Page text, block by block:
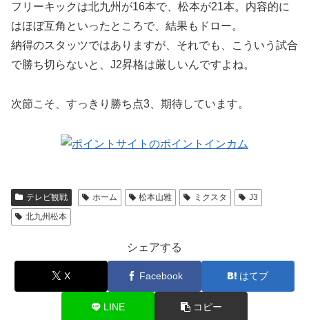
フリーキックは北九州が16本で、松本が21本。内容的に
はほぼ互角といったところで、結果もドロー。
納得のスタッツではありますが、それでも、こういう試合
で勝ち切らないと、J2昇格は厳しいんですよね。
次節こそ、すっきり勝ち点3、期待しています。
テレビ観戦 ホーム 松本山雅 ミクスタ
J3
北九州松本
シェアする
X Facebook はてブ
LINE コピー